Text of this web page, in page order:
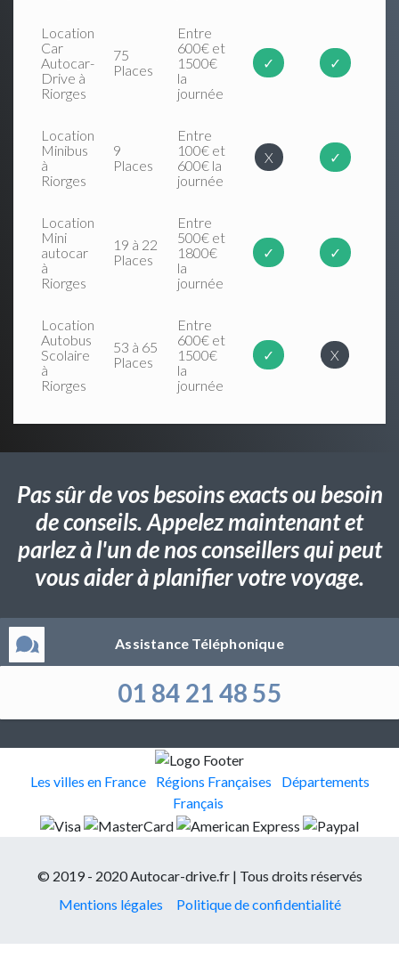
Location
Car
Autocar-
Drive à
Riorges
75
Places
Entre
600€ et
1500€
la
journée
✓ ✓
Location
Minibus
à
Riorges
9
Places
Entre
100€ et
600€ la
journée
X ✓
Location
Mini
autocar
à
Riorges
19 à 22
Places
Entre
500€ et
1800€
la
journée
✓ ✓
Location
Autobus
Scolaire
à
Riorges
53 à 65
Places
Entre
600€ et
1500€
la
journée
✓ X
Pas sûr de vos besoins exacts ou besoin
de conseils. Appelez maintenant et
parlez à l'un de nos conseillers qui peut
vous aider à planifier votre voyage.
Assistance Téléphonique
01 84 21 48 55
Les villes en France Régions Françaises
Départements
Français
© 2019 - 2020 Autocar-drive.fr | Tous droits réservés
Mentions légales
Politique de confidentialité